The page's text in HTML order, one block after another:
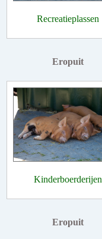
Recreatieplassen
Eropuit
Kinderboerderijen
Eropuit